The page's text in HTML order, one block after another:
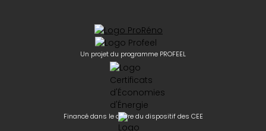
Un projet du programme PROFEEL
Financé dans le cadre du dispositif des CEE